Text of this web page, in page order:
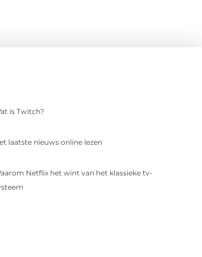
is Twitch?
laatste nieuws online lezen
Netflix het wint van het klassieke tv-